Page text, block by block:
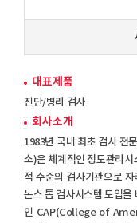
대표제품
진단/병리 검사
회사소개
1983년 국내 최초 검사 전
소)은 체계적인 정도관리시
적 수준의 검사기관으로
논스 톱 검사시스템 도입을
인 CAP(College of